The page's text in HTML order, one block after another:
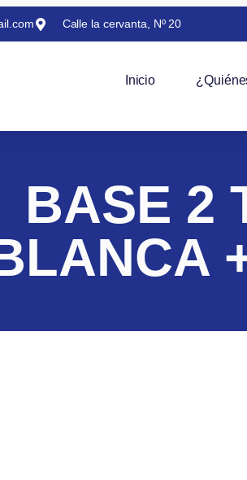
Calle la cervanta, Nº 20
Inicio
BASE 2